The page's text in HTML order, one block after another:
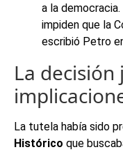
a la
impiden que la
escribió Petro
La decisión
La tutela había sido
Histórico que